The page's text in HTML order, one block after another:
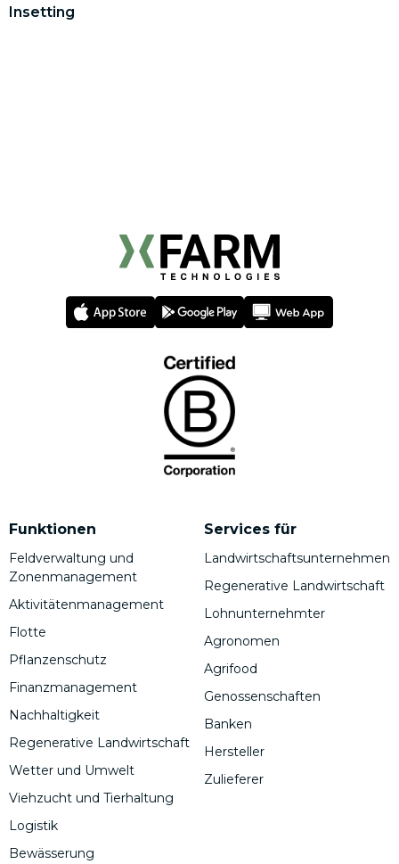
Insetting
Funktionen
Feldverwaltung und
Zonenmanagement
Aktivitätenmanagement
Flotte
Pflanzenschutz
Finanzmanagement
Nachhaltigkeit
Regenerative Landwirtschaft
Wetter und Umwelt
Viehzucht und Tierhaltung
Logistik
Bewässerung
Services für
Landwirtschaftsunternehmen
Regenerative Landwirtschaft
Lohnunternehmter
Agronomen
Agrifood
Genossenschaften
Banken
Hersteller
Zulieferer